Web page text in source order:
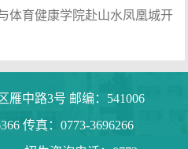
体育健康学院赴山水凤凰城开
雁中路3号 邮编：541006
传真：0773-3696266